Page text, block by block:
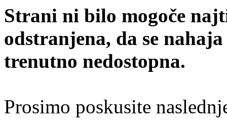
Strani ni bilo mogoče
odstranjena, da se
trenutno nedostopna.
Prosimo poskusite